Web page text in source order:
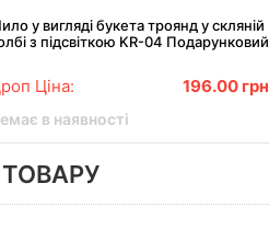
у вигляді букета троянд у скляній
з підсвіткою KR-04 Подарунковий
Ціна: 196.00 грн
в наявності